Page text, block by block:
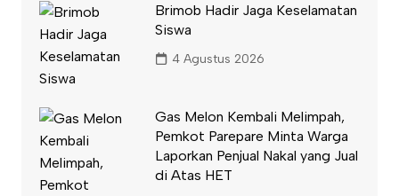
Brimob Hadir Jaga Keselamatan
Siswa
4 Agustus 2026
Gas Melon Kembali Melimpah,
Pemkot Parepare Minta Warga
Laporkan Penjual Nakal yang Jual
di Atas HET